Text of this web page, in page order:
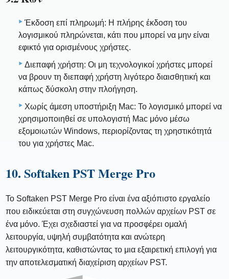
Έκδοση επί πληρωμή: Η πλήρης έκδοση του
λογισμικού πληρώνεται, κάτι που μπορεί να μην είναι
εφικτό για ορισμένους χρήστες.
Διεπαφή χρήστη: Οι μη τεχνολογικοί χρήστες μπορεί
να βρουν τη διεπαφή χρήστη λιγότερο διαισθητική και
κάπως δύσκολη στην πλοήγηση.
Χωρίς άμεση υποστήριξη Mac: Το λογισμικό μπορεί να
χρησιμοποιηθεί σε υπολογιστή Mac μόνο μέσω
εξομοιωτών Windows, περιορίζοντας τη χρηστικότητά
του για χρήστες Mac.
10. Softaken PST Merge Pro
Το Softaken PST Merge Pro είναι ένα αξιόπιστο εργαλείο
που ειδικεύεται στη συγχώνευση πολλών αρχείων PST σε
ένα μόνο. Έχει σχεδιαστεί για να προσφέρει ομαλή
λειτουργία, υψηλή συμβατότητα και ανώτερη
λειτουργικότητα, καθιστώντας το μια εξαιρετική επιλογή για
την αποτελεσματική διαχείριση αρχείων PST.